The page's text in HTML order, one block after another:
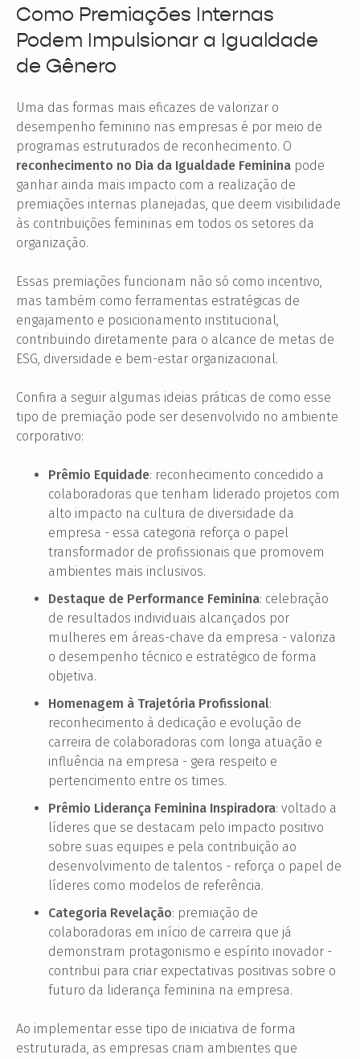
Como Premiações Internas
Podem Impulsionar a Igualdade
de Gênero
Uma das formas mais eficazes de valorizar o
desempenho feminino nas empresas é por meio de
programas estruturados de reconhecimento. O
reconhecimento no Dia da Igualdade Feminina pode
ganhar ainda mais impacto com a realização de
premiações internas planejadas, que deem visibilidade
às contribuições femininas em todos os setores da
organização.
Essas premiações funcionam não só como incentivo,
mas também como ferramentas estratégicas de
engajamento e posicionamento institucional,
contribuindo diretamente para o alcance de metas de
ESG, diversidade e bem-estar organizacional.
Confira a seguir algumas ideias práticas de como esse
tipo de premiação pode ser desenvolvido no ambiente
corporativo:
Prêmio Equidade: reconhecimento concedido a
colaboradoras que tenham liderado projetos com
alto impacto na cultura de diversidade da
empresa - essa categoria reforça o papel
transformador de profissionais que promovem
ambientes mais inclusivos.
Destaque de Performance Feminina: celebração
de resultados individuais alcançados por
mulheres em áreas-chave da empresa - valoriza
o desempenho técnico e estratégico de forma
objetiva.
Homenagem à Trajetória Profissional:
reconhecimento à dedicação e evolução de
carreira de colaboradoras com longa atuação e
influência na empresa - gera respeito e
pertencimento entre os times.
Prêmio Liderança Feminina Inspiradora: voltado a
líderes que se destacam pelo impacto positivo
sobre suas equipes e pela contribuição ao
desenvolvimento de talentos - reforça o papel de
líderes como modelos de referência.
Categoria Revelação: premiação de
colaboradoras em início de carreira que já
demonstram protagonismo e espírito inovador -
contribui para criar expectativas positivas sobre o
futuro da liderança feminina na empresa.
Ao implementar esse tipo de iniciativa de forma
estruturada, as empresas criam ambientes que